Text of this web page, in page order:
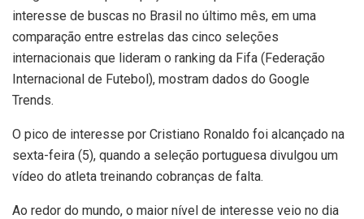
interesse de buscas no Brasil no último mês, em uma
comparação entre estrelas das cinco seleções
internacionais que lideram o ranking da Fifa (Federação
Internacional de Futebol), mostram dados do Google
Trends.
O pico de interesse por Cristiano Ronaldo foi alcançado na
sexta-feira (5), quando a seleção portuguesa divulgou um
vídeo do atleta treinando cobranças de falta.
Ao redor do mundo, o maior nível de interesse veio no dia